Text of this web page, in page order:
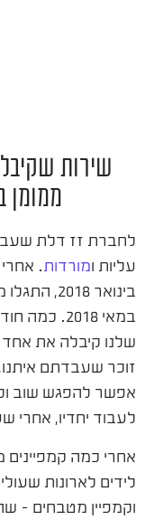
שירות
ממומן
לחברת זז דלת
עליות ומורדות.
בינואר
שלנו קיבלה את
זוכר שעבדתם
אפשר להפגש שוב
לעבוד יחדיו,
אחרי כמה קמפיינים